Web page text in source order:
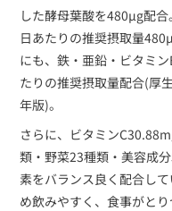
した酵母葉酸を480µg配
日あたりの推奨摂取量
にも、鉄・亜鉛・ビタミ
たりの推奨摂取量配合(厚
年版)。
さらに、ビタミン
類・野菜23種類・美容成
素をバランス良く配合し
め飲みやすく、食事がと